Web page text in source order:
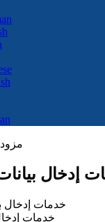
إدخال
خدمات